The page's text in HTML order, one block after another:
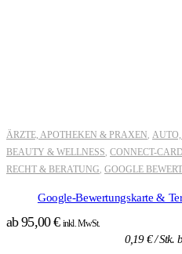
ÄRZTE, APOTHEKEN & PRAXEN,
BEAUTY & WELLNESS, CONNECT-CARD
RECHT & BERATUNG, GOOGLE
Google-Bewertungskarte &
ab95,00€ inkl. MwSt.
0,19€/ Stk.